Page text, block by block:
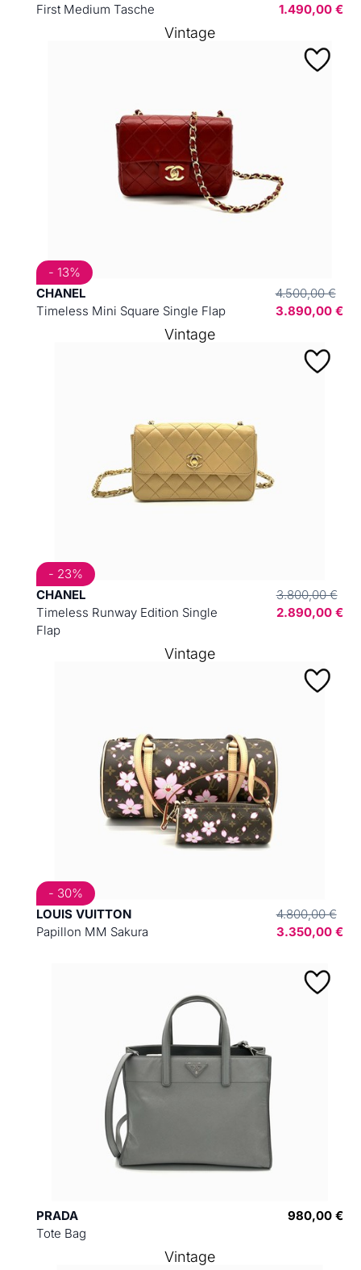
First Medium Tasche
1.490,00 €
CHANEL
Timeless Mini Square Single Flap
4.500,00 €
3.890,00 €
- 13%
Vintage
CHANEL
Timeless Runway Edition Single
Flap
3.800,00 €
2.890,00 €
- 23%
Vintage
LOUIS VUITTON
Papillon MM Sakura
4.800,00 €
3.350,00 €
- 30%
Vintage
PRADA
Tote Bag
980,00 €
Vintage